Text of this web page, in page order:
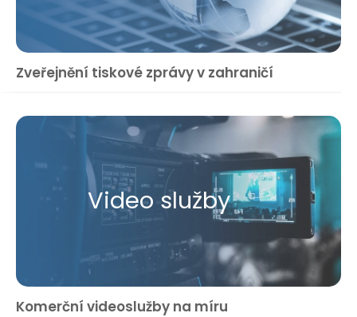
Zveřejnění tiskové zprávy v zahraničí
Video služby
Komerční videoslužby na míru